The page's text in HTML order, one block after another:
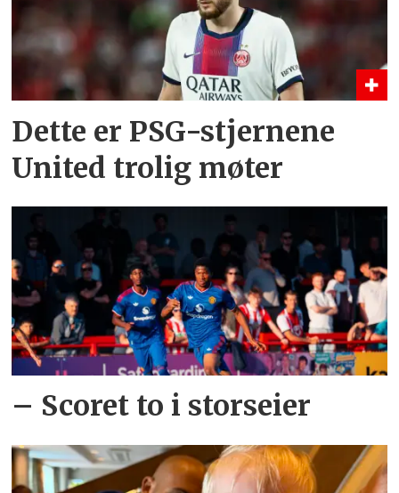
Dette er PSG-stjernene
United trolig møter
– Scoret to i storseier